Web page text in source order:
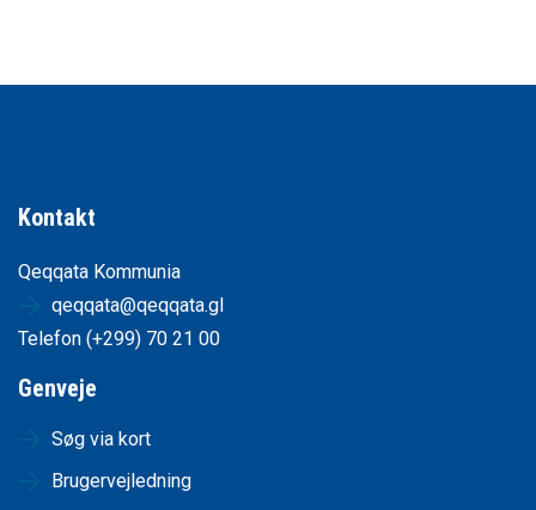
Kontakt
Qeqqata Kommunia
qeqqata@qeqqata.gl
Telefon (+299) 70 21 00
Genveje
Søg via kort
Brugervejledning